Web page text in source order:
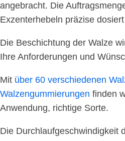
angebracht. Die
Exzenterhebeln präzise
Die Beschichtung der Walze
Ihre Anforderungen und
Mit über 60 verschiedenen
Walzengummierungen finden
Anwendung, richtige Sorte.
Die Durchlaufgeschwindigkeit